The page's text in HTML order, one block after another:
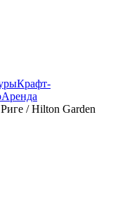
Крафт-
Аренда
/ Hilton Garden